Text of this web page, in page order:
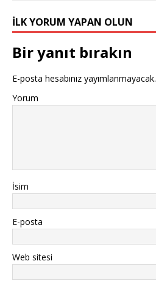
İLK YORUM YAPAN OLUN
Bir yanıt bırakın
E-posta hesabınız yayımlanmayacak.
Yorum
İsim
E-posta
Web sitesi